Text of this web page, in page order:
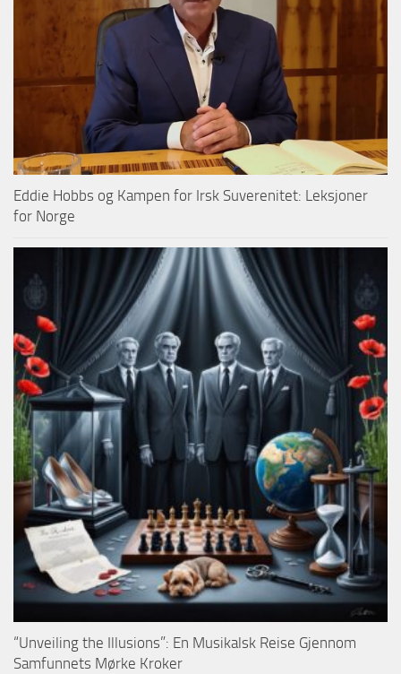
Eddie Hobbs og Kampen for Irsk Suverenitet: Leksjoner
for Norge
“Unveiling the Illusions”: En Musikalsk Reise Gjennom
Samfunnets Mørke Kroker